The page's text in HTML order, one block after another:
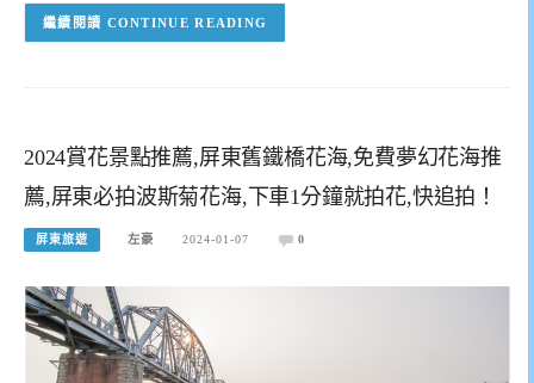
CONTINUE READING
2024賞花景點推薦,屏東舊鐵橋花海,免費夢幻花海推
薦,屏東必拍波斯菊花海,下車1分鐘就拍花,快追拍！
屏東旅遊 左豪 2024-01-07 0